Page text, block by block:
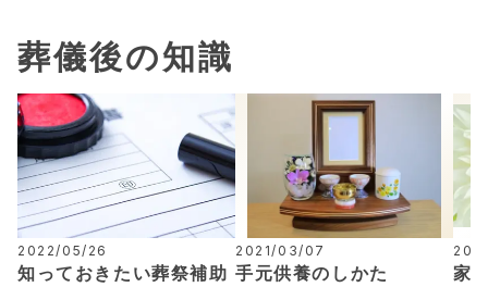
葬儀後の知識
2022/05/26
知っておきたい葬祭補助
2021/03/07
手元供養のしかた
家